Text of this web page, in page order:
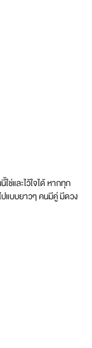
ช่และไว้ใจได้ หากทุก
ปแบบยาวๆ คนมีคู่ มีดวง